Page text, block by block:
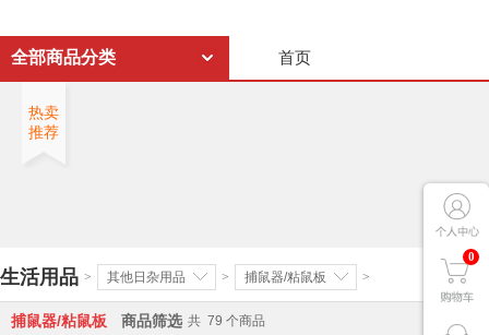
0
全部商品分类 首页
热卖
推荐
生活用品 > 其他日杂用品 > 捕鼠器/粘鼠板 >
捕鼠器/粘鼠板 商品筛选 共 79 个商品